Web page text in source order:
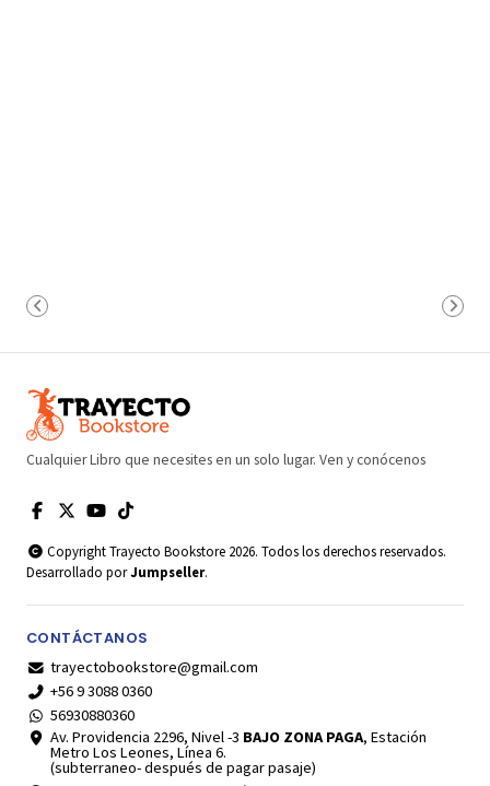
Cualquier Libro que necesites en un solo lugar. Ven y conócenos
Copyright Trayecto Bookstore 2026. Todos los derechos reservados.
Desarrollado porJumpseller.
CONTÁCTANOS
trayectobookstore@gmail.com
+56 9 3088 0360
56930880360
Av. Providencia 2296, Nivel -3 BAJO ZONA PAGA, Estación
Metro Los Leones, Línea 6.
(subterraneo- después de pagar pasaje)